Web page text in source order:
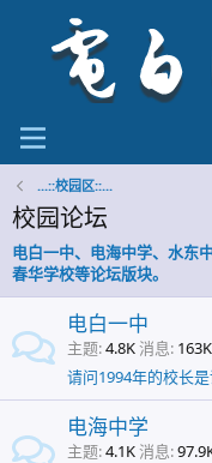
...::校园区::...
校园论坛
电白一中、电海中学、水东
春华学校等论坛版块。
电白一中
主题 4.8K消息 163K
请问1994年的校长
电海中学
主题 4.1K消息